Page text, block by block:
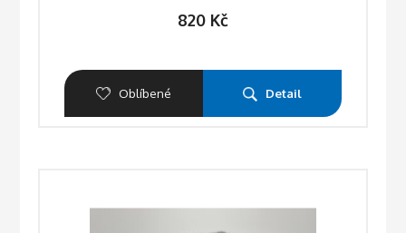
820 Kč
Oblíbené Detail